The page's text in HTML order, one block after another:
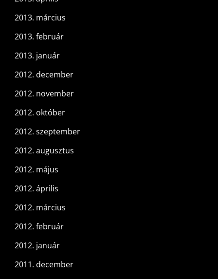
2013. március
2013. február
2013. január
2012. december
2012. november
2012. október
2012. szeptember
2012. augusztus
2012. május
2012. április
2012. március
2012. február
2012. január
2011. december